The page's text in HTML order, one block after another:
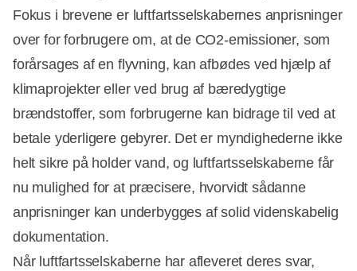
Fokus i brevene er luftfartsselskabernes anprisninger
over for forbrugere om, at de CO2-emissioner, som
forårsages af en flyvning, kan afbødes ved hjælp af
klimaprojekter eller ved brug af bæredygtige
brændstoffer, som forbrugerne kan bidrage til ved at
betale yderligere gebyrer. Det er myndighederne ikke
helt sikre på holder vand, og luftfartsselskaberne får
nu mulighed for at præcisere, hvorvidt sådanne
anprisninger kan underbygges af solid videnskabelig
dokumentation.
Når luftfartsselskaberne har afleveret deres svar,